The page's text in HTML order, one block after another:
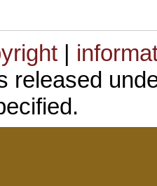
|
released